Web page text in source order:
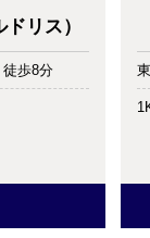
リス）
歩8分